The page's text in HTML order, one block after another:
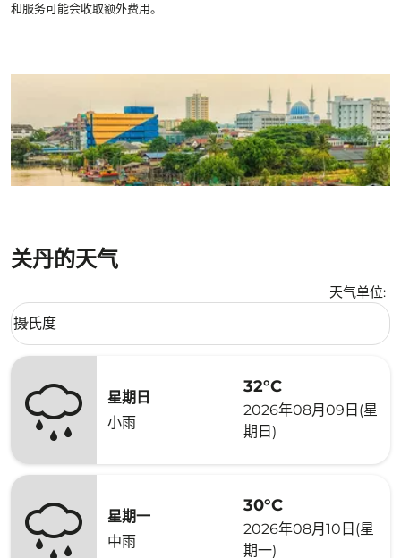
和服务可能会收取额外费用。
关丹的天气
天气单位:
Weather unit option 摄氏度 Selected
摄氏度
keyboard_arrow_down
星期日
小雨
32°C
2026年08月09日(星
期日)
星期一
中雨
30°C
2026年08月10日(星
期一)